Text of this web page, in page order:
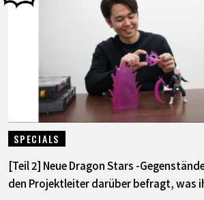
SPECIALS
[Teil 2] Neue Dragon Stars -
den Projektleiter darüber befragt, was